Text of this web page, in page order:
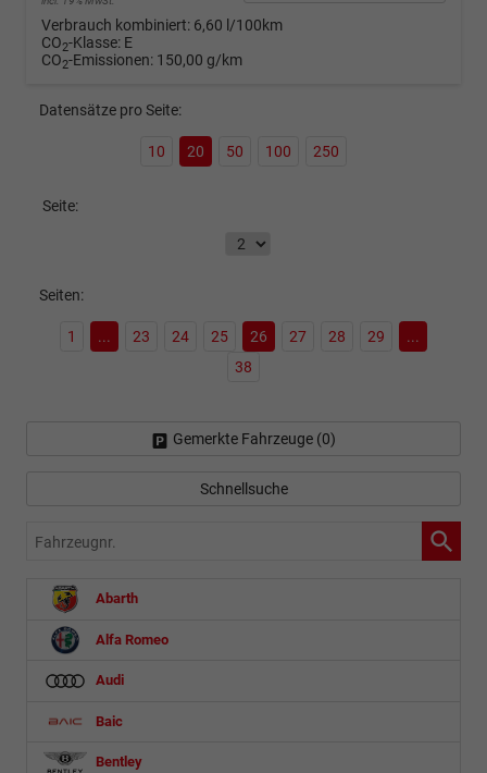
Verbrauch kombiniert: 6,60 l/100km
CO2-Klasse: E
CO2-Emissionen: 150,00 g/km
Datensätze pro Seite:
10 20 50 100 250
Seite:
Seiten:
1 ... 23 24 25 26 27 28 29
...
38
Gemerkte Fahrzeuge (0)
Schnellsuche
Fahrzeugnr.
Abarth
Alfa Romeo
Audi
Baic
Bentley